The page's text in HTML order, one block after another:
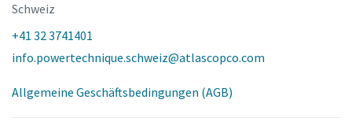
Schweiz
+41 32 3741401
info.powertechnique.schweiz@atlascopco.com
Allgemeine Geschäftsbedingungen (AGB)